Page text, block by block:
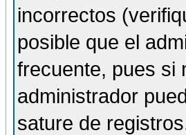
incorrectos
posible que el
frecuente, pues si
administrador
sature de